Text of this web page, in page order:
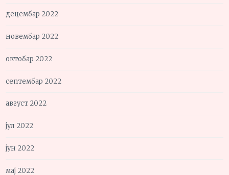
децембар 2022
новембар 2022
октобар 2022
септембар 2022
август 2022
јул 2022
јун 2022
мај 2022